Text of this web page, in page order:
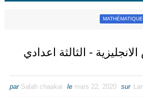
MATHÉMATIQUES
- الثالثة اعدادي
par Salah chaakai le mars 22, 2020 sur